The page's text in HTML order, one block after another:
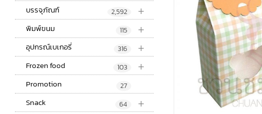
+
บรรจุภัณฑ์ 2,592
+
พิมพ์ขนม 115
+
อุปกรณ์เบเกอรี่ 316
+
Frozen food 103
Promotion 27
+
Snack 64